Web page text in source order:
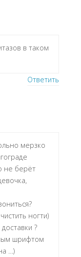
в таком
Ответить
мерзко
не берёт
ногти)
?
шрифтом
…)